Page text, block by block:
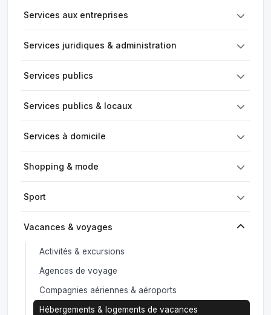
Services aux entreprises
Services juridiques & administration
Services publics
Services publics & locaux
Services à domicile
Shopping & mode
Sport
Vacances & voyages
Activités & excursions
Agences de voyage
Compagnies aériennes & aéroports
Hébergements & logements de vacances